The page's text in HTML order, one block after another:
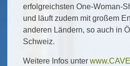
erfolgreichsten One-Woman-
und läuft zudem mit großem
anderen Ländern, so auch in
Schweiz.
Weitere Infos unter